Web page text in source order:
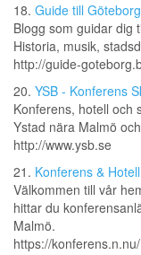
18. Guide till Göteborg
Blogg som guidar dig
Historia, musik,
http://guide-
20. YSB - Konferens
Konferens, hotell och
Ystad nära Malmö
http://www.ysb.se
21. Konferens &
Välkommen till vår
hittar du
Malmö.
https://konferens.n.nu/